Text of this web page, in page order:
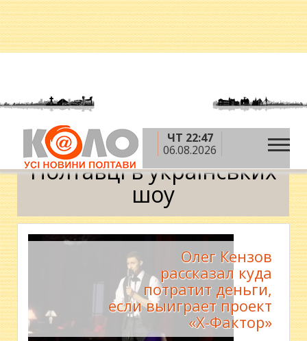
ЧТ 22:47
06.08.2026
Головна » Полтавці в українських шоу
Полтавці в українських
шоу
Олег Кензов
рассказал куда
потратит деньги,
если выиграет проект
«Х-Фактор»